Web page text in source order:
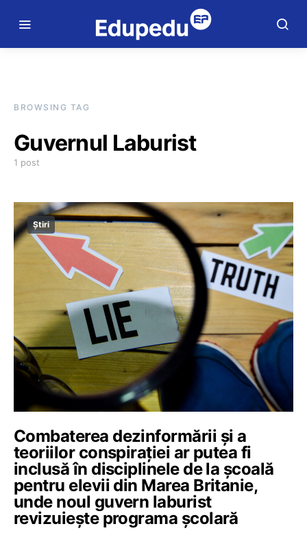
BROWSING TAG
Guvernul Laburist
1 post
Știri
Combaterea dezinformării și a
teoriilor conspirației ar putea fi
inclusă în disciplinele de la școală
pentru elevii din Marea Britanie,
unde noul guvern laburist
revizuiește programa școlară